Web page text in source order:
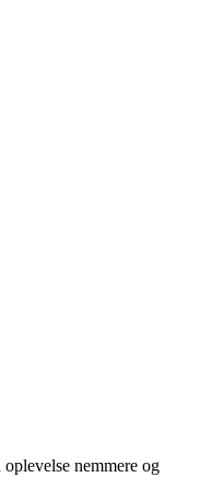
nemmere og